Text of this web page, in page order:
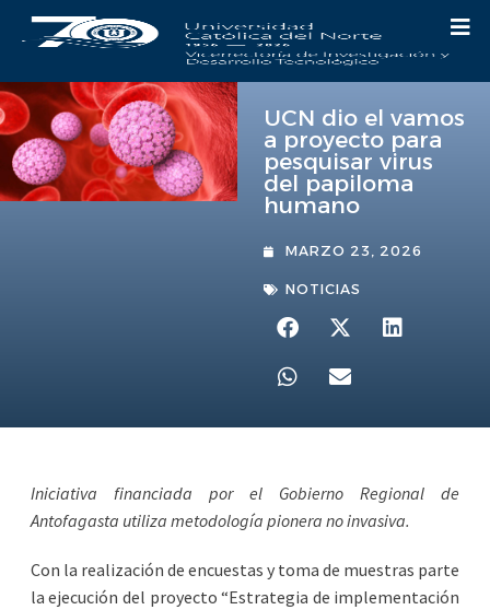
UCN dio el vamos
a proyecto para
pesquisar virus
del papiloma
humano
MARZO 23, 2026
NOTICIAS
Iniciativa financiada por el Gobierno Regional de
Antofagasta utiliza metodología pionera no invasiva.
Con la realización de encuestas y toma de muestras parte
la ejecución del proyecto “Estrategia de implementación